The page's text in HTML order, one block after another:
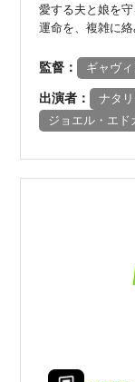
愛する夫と娘を
運命を、複雑に
監督： ギャヴ
出演者：
ナタ
ジョエル・エド